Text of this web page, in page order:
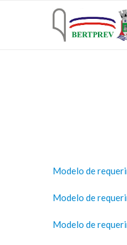
Modelo de
Modelo de
Modelo de